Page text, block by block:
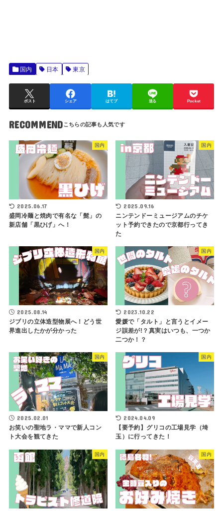
国内 日本 東京
ポスト シェア はてブ 送る Pocket
RECOMMEND
国内
2025.06.17
盛岡冷麺と焼肉で有名な「髭」の
新店舗「黒ひげ」へ！
国内
2025.09.16
ニンテンドーミュージアムのチケ
ット予約できたので京都行ってき
た
国内
2025.08.14
ジブリの立体造型物展へ！どう世
界進出したかが分かった
国内
2023.10.22
愛媛で「タルト」と言うとイメー
ジ誤差が!？真実はいつも、一つか
二つか！？
国内
2025.02.01
お笑いの聖地ラ・ママで新人コン
ト大会を観てきた
国内
2024.04.09
【要予約】グリコの工場見学（埼
玉）に行ってきた！
国内 国内